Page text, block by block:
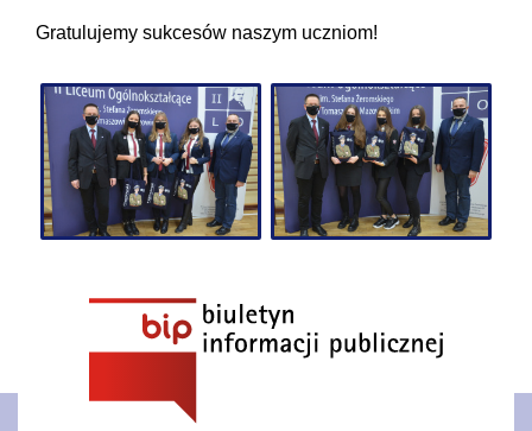
Gratulujemy sukcesów naszym uczniom!